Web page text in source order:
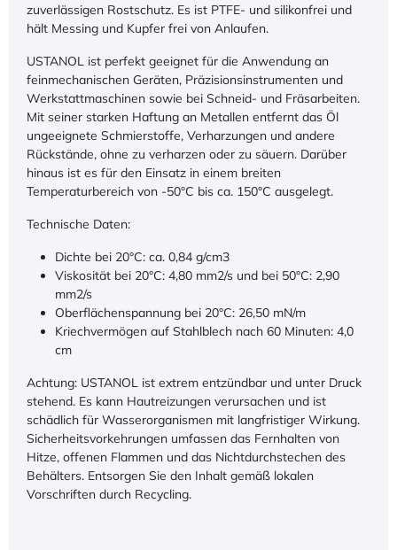
zuverlässigen Rostschutz. Es ist PTFE- und silikonfrei und
hält Messing und Kupfer frei von Anlaufen.
USTANOL ist perfekt geeignet für die Anwendung an
feinmechanischen Geräten, Präzisionsinstrumenten und
Werkstattmaschinen sowie bei Schneid- und Fräsarbeiten.
Mit seiner starken Haftung an Metallen entfernt das Öl
ungeeignete Schmierstoffe, Verharzungen und andere
Rückstände, ohne zu verharzen oder zu säuern. Darüber
hinaus ist es für den Einsatz in einem breiten
Temperaturbereich von -50°C bis ca. 150°C ausgelegt.
Technische Daten:
Dichte bei 20°C: ca. 0,84 g/cm3
Viskosität bei 20°C: 4,80 mm2/s und bei 50°C: 2,90
mm2/s
Oberflächenspannung bei 20°C: 26,50 mN/m
Kriechvermögen auf Stahlblech nach 60 Minuten: 4,0
cm
Achtung: USTANOL ist extrem entzündbar und unter Druck
stehend. Es kann Hautreizungen verursachen und ist
schädlich für Wasserorganismen mit langfristiger Wirkung.
Sicherheitsvorkehrungen umfassen das Fernhalten von
Hitze, offenen Flammen und das Nichtdurchstechen des
Behälters. Entsorgen Sie den Inhalt gemäß lokalen
Vorschriften durch Recycling.